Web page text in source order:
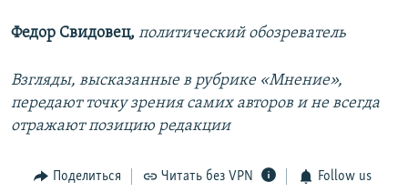
Федор Свидовец, политический обозреватель
Взгляды, высказанные в рубрике «Мнение»,
передают точку зрения самих авторов и не всегда
отражают позицию редакции
Поделиться Читать без VPN Follow us